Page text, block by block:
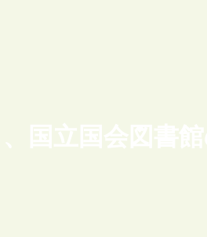
国立国会図書